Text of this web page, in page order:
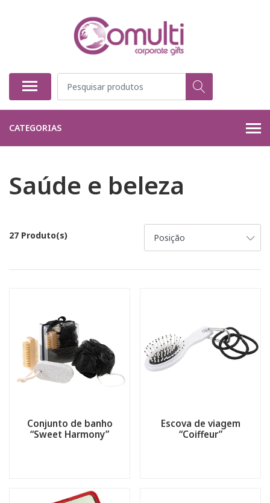
CATEGORIAS
Saúde e beleza
27 Produto(s)
Conjunto de banho
“Sweet Harmony”
Escova de viagem
“Coiffeur”